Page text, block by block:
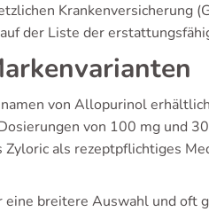
Krankenversicherung
der Liste der
von Allopurinol
von 100 mg und
als rezeptpflichtiges
breitere Auswahl und oft